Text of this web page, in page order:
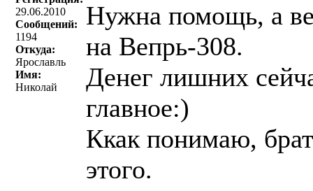
29.06.2010
Сообщений:
1194
Откуда:
Ярославль
Имя:
Николай
Нужна помощь, а
на Вепрь-308.
Денег лишних
главное:)
Ккак понимаю,
этого.